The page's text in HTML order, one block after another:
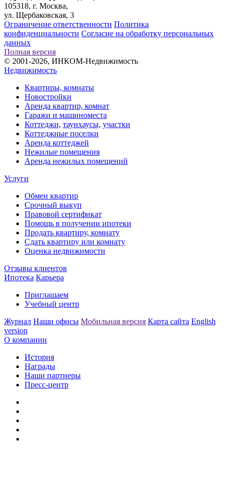
105318, г. Москва,
ул. Щербаковская, 3
Ограничение ответственности Политика
конфиденциальности Согласие на обработку персональных
данных
Полная версия
© 2001-2026, ИНКОМ-Недвижимость
Недвижимость
Квартиры, комнаты
Новостройки
Аренда квартир, комнат
Гаражи и машиноместа
Коттеджи, таунхаусы, участки
Коттеджные поселки
Аренда коттеджей
Нежилые помещения
Аренда нежилых помещений
Услуги
Обмен квартир
Срочный выкуп
Правовой сертификат
Помощь в получении ипотеки
Продать квартиру, комнату
Сдать квартиру или комнату
Оценка недвижимости
Отзывы клиентов
Ипотека Карьера
Приглашаем
Учебный центр
Журнал Наши офисы Мобильная версия Карта сайта English
version
О компании
История
Награды
Наши партнеры
Пресс-центр